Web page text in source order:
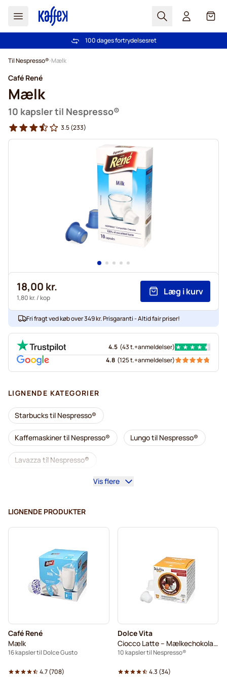
Søg Cart
Fri fragt ved køb over 349 kr.
100 dages fortrydelsesret
Til Nespresso® Mælk
Café René
Mælk
10 kapsler til Nespresso®
3.5(233)
18,00 kr.
1,80 kr./ kop
Læg i kurv
Fri fragt ved køb over 349 kr. Prisgaranti - Altid fair priser!
4.5 (43 t.+anmeldelser)
4.8 (125 t.+anmeldelser)
LIGNENDE KATEGORIER
Starbucks til Nespresso®
Kaffemaskiner til Nespresso® Lungo til Nespresso®
Lavazza til Nespresso®
illy kaffekapsler til Nespresso®
Tilbehør til Nespresso® Alt til kaffen til Nespresso®
Afkalkning og plejeprodukter til Nespresso®
L'OR kaffekapsler til Nespresso®
Segafredo kaffekapsler til Nespresso®
Merrild kaffekapsler til Nespresso®
Vis flere
LIGNENDE PRODUKTER
Café René
Mælk
16 kapsler til Dolce Gusto
4.7(708)
Dolce Vita
Ciocco Latte – Mælkechokolade
10 kapsler til Nespresso®
4.3 (34)